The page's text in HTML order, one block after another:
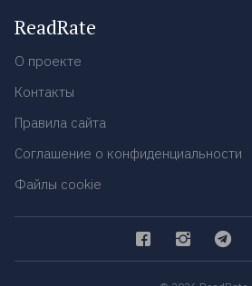
ReadRate
О проекте
Контакты
Правила сайта
Соглашение о конфиденциальности
Файлы cookie